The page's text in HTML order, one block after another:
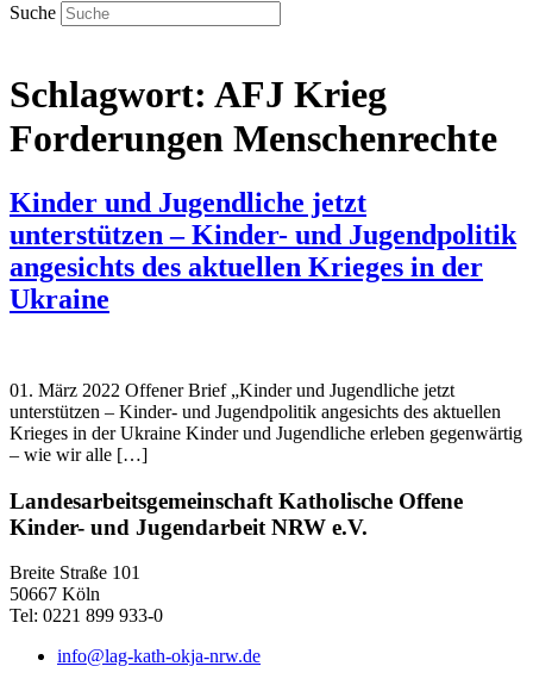
Suche
Schlagwort: AFJ Krieg
Forderungen Menschenrechte
Kinder und Jugendliche jetzt
unterstützen – Kinder- und Jugendpolitik
angesichts des aktuellen Krieges in der
Ukraine
01. März 2022 Offener Brief „Kinder und Jugendliche jetzt
unterstützen – Kinder- und Jugendpolitik angesichts des aktuellen
Krieges in der Ukraine Kinder und Jugendliche erleben gegenwärtig
– wie wir alle […]
Landesarbeitsgemeinschaft Katholische Offene
Kinder- und Jugendarbeit NRW e.V.
Breite Straße 101
50667 Köln
Tel: 0221 899 933-0
info@lag-kath-okja-nrw.de